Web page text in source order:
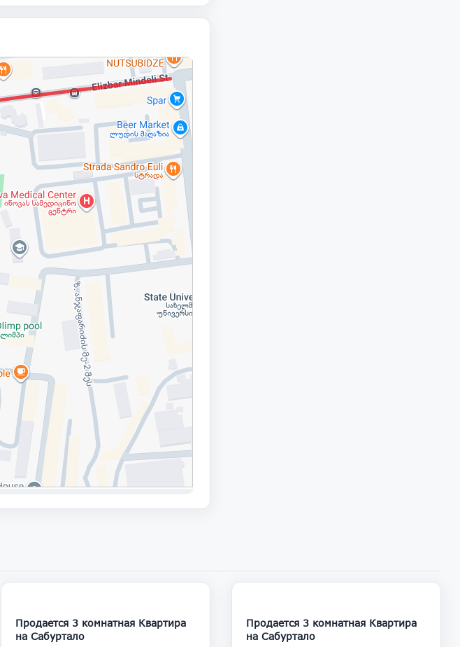
238 000
Продается 3 комнатная Квартира
на Сабуртало
217 000
Продается 3 комнатная Квартира
на Сабуртало